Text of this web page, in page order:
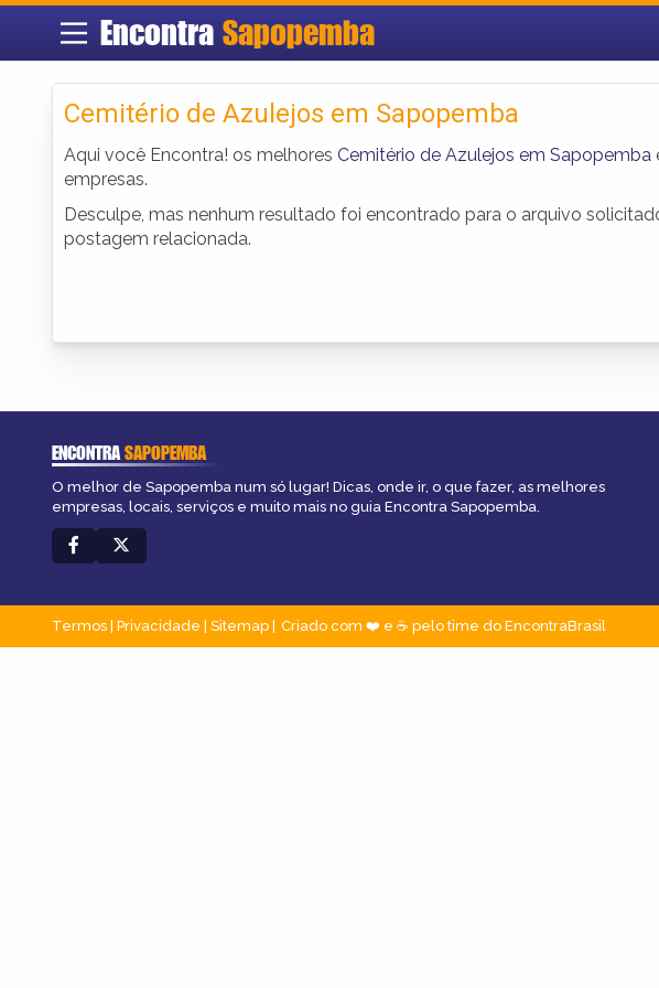
Encontra Sapopemba
Cemitério de Azulejos em Sapopemba
Aqui você Encontra! os melhores Cemitério de Azulejos em Sapopemba
empresas.
Desculpe, mas nenhum resultado foi encontrado para o arquivo
postagem relacionada.
ENCONTRASAPOPEMBA
O melhor de Sapopemba num só lugar! Dicas, onde ir, o que fazer, as melhores
empresas, locais, serviços e muito mais no guia Encontra Sapopemba.
Termos Privacidade Sitemap Criado com ❤️ e ☕ pelo time do EncontraBrasil